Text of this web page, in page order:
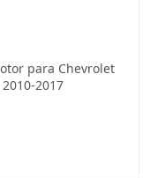
para Chevrolet
2017